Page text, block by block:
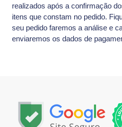
realizados após a confirmação
itens que constam no pedido.
seu pedido faremos a análise e
enviaremos os dados de